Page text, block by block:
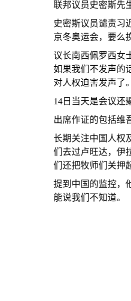
联邦议员史密斯先
史密斯议员谴责习
京冬奥运会，要么
议长南西佩罗西女
如果我们不发声的
对人权迫害发声了
14 日当天是会议还
出席作证的包括维
长期关注中国人权
们去过卢旺达，伊
们还把牧师们关押
提到中国的监控，
能说我们不知道。